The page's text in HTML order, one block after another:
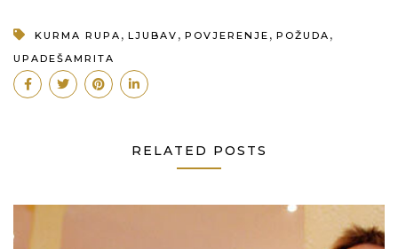
KURMA RUPA , LJUBAV , POVJERENJE , POŽUDA ,
UPADEŠAMRITA
RELATED POSTS